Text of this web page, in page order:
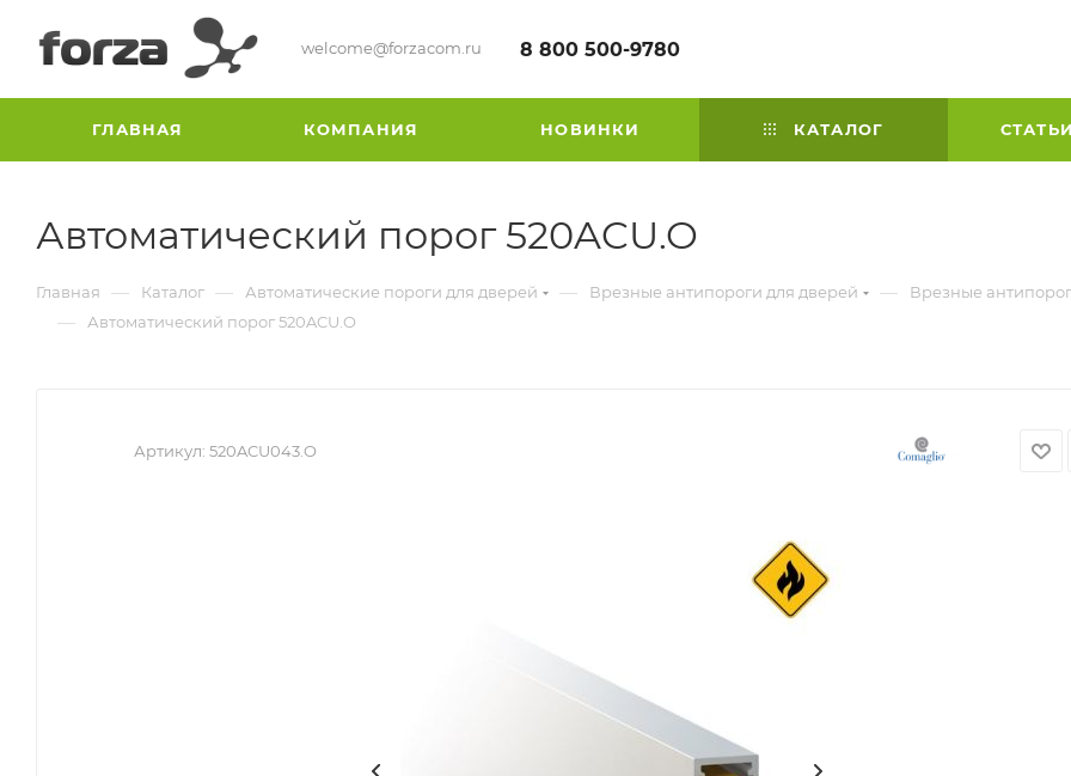
welcome@forzacom.ru 8 800 500-9780
ГЛАВНАЯ КОМПАНИЯ НОВИНКИ КАТАЛОГ
Автоматический порог 520ACU.O
Главная — Каталог — Автоматические пороги для дверей — Врезные антипороги для дверей — Врезные
— Автоматический порог 520ACU.O
Артикул: 520ACU043.O